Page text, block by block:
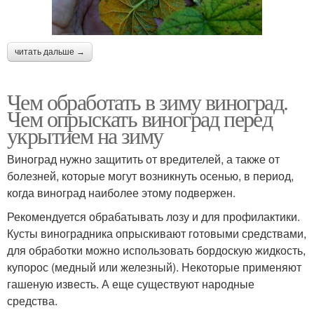
читать дальше →
Чем обработать в зиму виноград.
Чем опрыскать виноград перед
укрытием на зиму
Виноград нужно защитить от вредителей, а также от
болезней, которые могут возникнуть осенью, в период,
когда виноград наиболее этому подвержен.
Рекомендуется обрабатывать лозу и для профилактики.
Кусты виноградника опрыскивают готовыми средствами,
для обработки можно использовать бордоскую жидкость,
купорос (медный или железный). Некоторые применяют
гашеную известь. А еще существуют народные
средства.